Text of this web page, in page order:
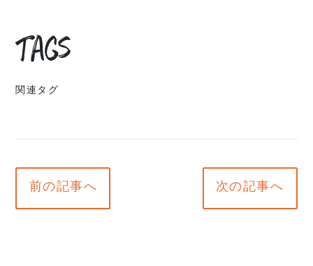
Tags
関連タグ
前の記事へ 次の記事へ